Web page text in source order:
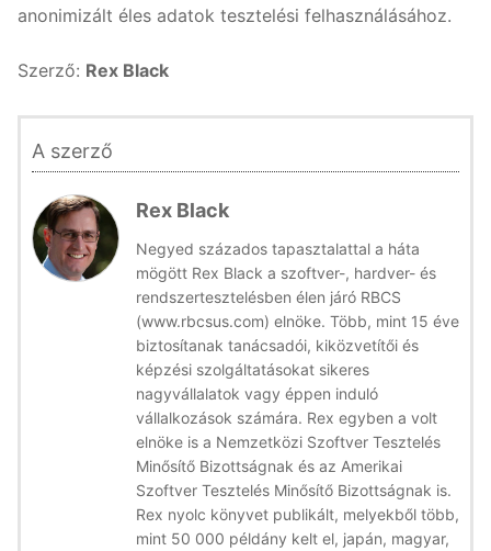
anonimizált éles adatok tesztelési felhasználásához.
Szerző: Rex Black
A szerző
Rex Black
Negyed százados tapasztalattal a háta
mögött Rex Black a szoftver-, hardver- és
rendszertesztelésben élen járó RBCS
(www.rbcsus.com) elnöke. Több, mint 15 éve
biztosítanak tanácsadói, kiközvetítői és
képzési szolgáltatásokat sikeres
nagyvállalatok vagy éppen induló
vállalkozások számára. Rex egyben a volt
elnöke is a Nemzetközi Szoftver Tesztelés
Minősítő Bizottságnak és az Amerikai
Szoftver Tesztelés Minősítő Bizottságnak is.
Rex nyolc könyvet publikált, melyekből több,
mint 50 000 példány kelt el, japán, magyar,